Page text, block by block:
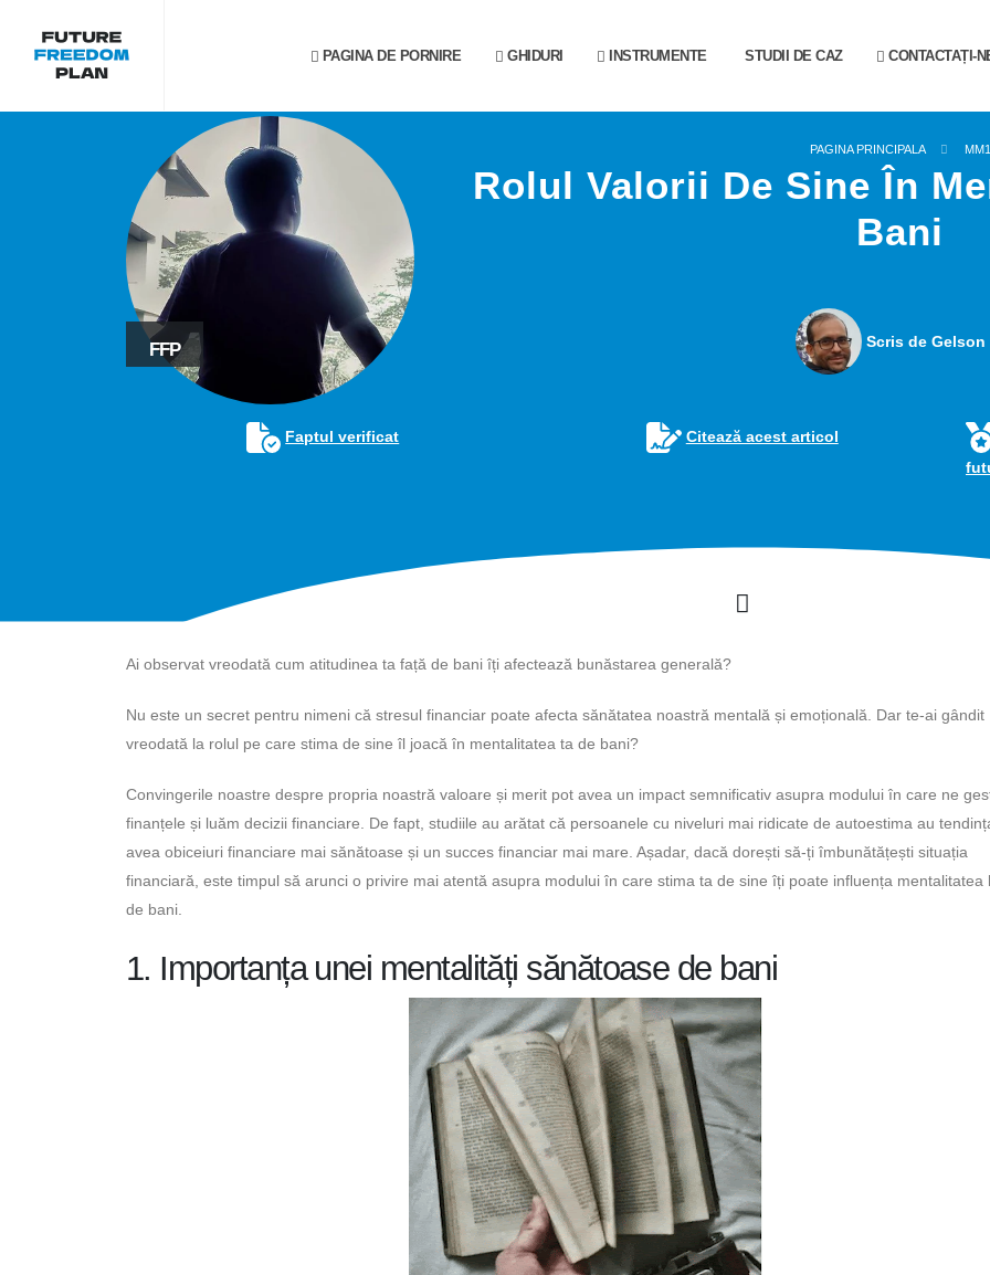
PAGINA DE PORNIRE GHIDURI INSTRUMENTE STUDII DE CAZ CONTACTAȚI-
FFP
PAGINA PRINCIPALA MM1
Rolul Valorii De Sine În
Bani
Scris de Gelson
Faptul verificat Citează acest articol
Ai observat vreodată cum atitudinea ta față de bani îți afectează bunăstarea generală?
Nu este un secret pentru nimeni că stresul financiar poate afecta sănătatea noastră mentală și emoțională. Dar te-ai gândit
vreodată la rolul pe care stima de sine îl joacă în mentalitatea ta de bani?
Convingerile noastre despre propria noastră valoare și merit pot avea un impact semnificativ asupra modului în care ne
finanțele și luăm decizii financiare. De fapt, studiile au arătat că persoanele cu niveluri mai ridicate de autoestima au
avea obiceiuri financiare mai sănătoase și un succes financiar mai mare. Așadar, dacă dorești să-ți îmbunătățești situația
financiară, este timpul să arunci o privire mai atentă asupra modului în care stima ta de sine îți poate influența mentalitatea
de bani.
1. Importanța unei mentalități sănătoase de bani